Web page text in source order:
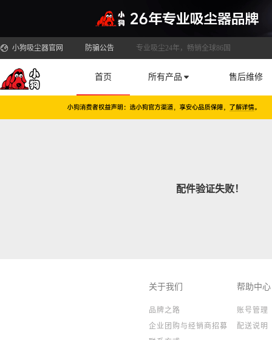
小狗吸尘器官网 防骗公告 专业吸尘24年，畅销全球86国
首页 所有产品 售后维修
配件验证失败！
关于我们
品牌之路
企业团购与经销商招募
帮助中心
账号管理
配送说明